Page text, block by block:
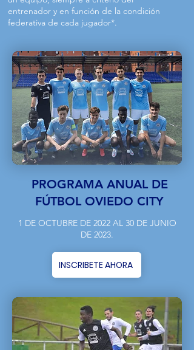
entrenador y en función de la condición
federativa de cada jugador*.
PROGRAMA ANUAL DE
FÚTBOL OVIEDO CITY
1 DE OCTUBRE DE 2022 AL 30 DE JUNIO
DE 2023.
INSCRIBETE AHORA